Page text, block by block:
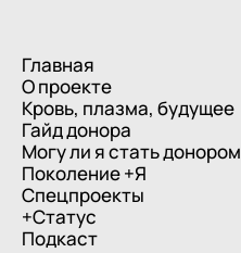
Главная
О проекте
Кровь, плазма, будущее
Гайд донора
Могу ли я стать донором
Поколение +Я
Спецпроекты
+Статус
Подкаст